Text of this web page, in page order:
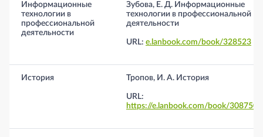
Информационные
технологии в
профессиональной
деятельности
Зубова, Е. Д. Информационные
технологии в профессиональной
деятельности
URL: e.lanbook.com/book/328523
История Тропов, И. А. История
URL:
https://e.lanbook.com/book/308750